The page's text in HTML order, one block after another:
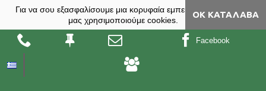
Για να σου εξασφαλίσουμε μια κορυφαία εμπειρία, στο site
μας χρησιμοποιούμε cookies.
ΟΚ ΚΑΤΆΛΑΒΑ
Facebook